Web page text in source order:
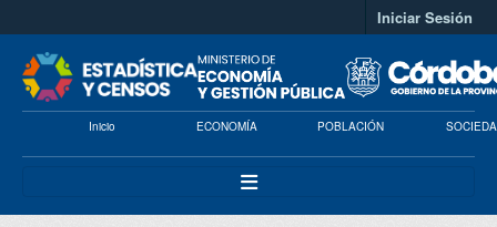
Iniciar Sesión
Inicio ECONOMÍA POBLACIÓN